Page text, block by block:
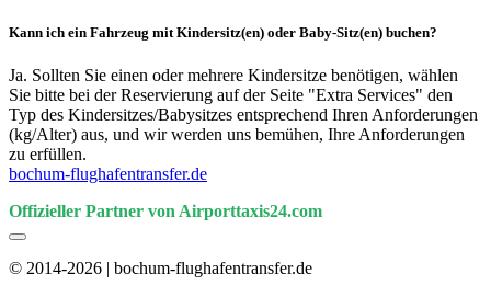
Kann ich ein Fahrzeug mit Kindersitz(en) oder Baby-Sitz(en) buchen?
Ja. Sollten Sie einen oder mehrere Kindersitze benötigen, wählen
Sie bitte bei der Reservierung auf der Seite "Extra Services" den
Typ des Kindersitzes/Babysitzes entsprechend Ihren Anforderungen
(kg/Alter) aus, und wir werden uns bemühen, Ihre Anforderungen
zu erfüllen.
bochum-flughafentransfer.de
Offizieller Partner von Airporttaxis24.com
© 2014-2026 | bochum-flughafentransfer.de